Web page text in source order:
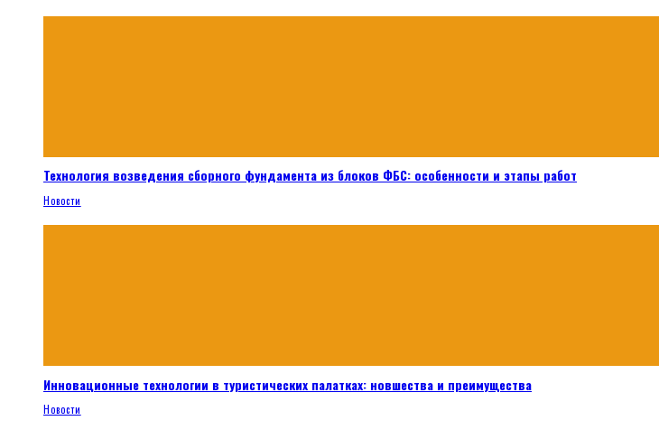
Технология возведения сборного фундамента из блоков ФБС: особенности и этапы работ
Новости
Инновационные технологии в туристических палатках: новшества и преимущества
Новости